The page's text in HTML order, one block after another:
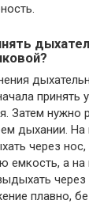
принять
Затем нужно
дыхании.
через нос,
емкость, а
через
плавно,